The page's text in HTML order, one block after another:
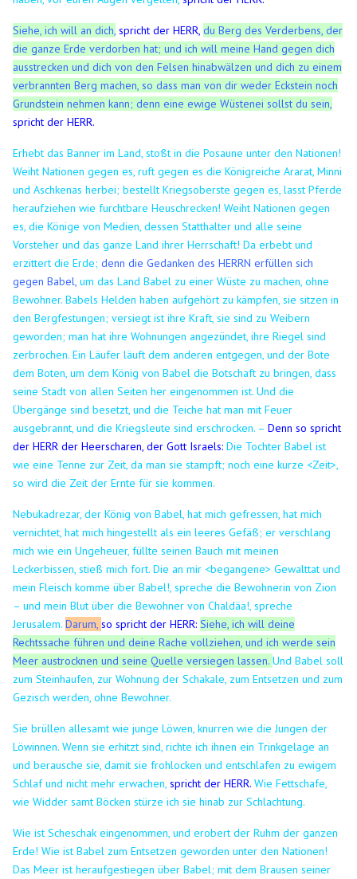
Siehe, ich will an dich, spricht der HERR, du Berg des Verderbens, der
die ganze Erde verdorben hat; und ich will meine Hand gegen dich
ausstrecken und dich von den Felsen hinabwälzen und dich zu einem
verbrannten Berg machen, so dass man von dir weder Eckstein noch
Grundstein nehmen kann; denn eine ewige Wüstenei sollst du sein,
spricht der HERR.
Erhebt das Banner im Land, stoßt in die Posaune unter den Nationen!
Weiht Nationen gegen es, ruft gegen es die Königreiche Ararat, Minni
und Aschkenas herbei; bestellt Kriegsoberste gegen es, lasst Pferde
heraufziehen wie furchtbare Heuschrecken!Weiht Nationen gegen
es, die Könige von Medien, dessen Statthalter und alle seine
Vorsteher und das ganze Land ihrer Herrschaft!Da erbebt und
erzittert die Erde;denn die Gedanken des HERRN erfüllen sich
gegen Babel, um das Land Babel zu einer Wüste zu machen, ohne
Bewohner.Babels Helden haben aufgehört zu kämpfen, sie sitzen in
den Bergfestungen; versiegt ist ihre Kraft, sie sind zu Weibern
geworden; man hat ihre Wohnungen angezündet, ihre Riegel sind
zerbrochen.Ein Läufer läuft dem anderen entgegen, und der Bote
dem Boten, um dem König von Babel die Botschaft zu bringen, dass
seine Stadt von allen Seiten her eingenommen ist.Und die
Übergänge sind besetzt, und die Teiche hat man mit Feuer
ausgebrannt, und die Kriegsleute sind erschrocken. –Denn so spricht
der HERR der Heerscharen, der Gott Israels: Die Tochter Babel ist
wie eine Tenne zur Zeit, da man sie stampft; noch eine kurze <Zeit>,
so wird die Zeit der Ernte für sie kommen.
Nebukadrezar, der König von Babel, hat mich gefressen, hat mich
vernichtet, hat mich hingestellt als ein leeres Gefäß; er verschlang
mich wie ein Ungeheuer, füllte seinen Bauch mit meinen
Leckerbissen, stieß mich fort.Die an mir <begangene> Gewalttat und
mein Fleisch komme über Babel!, spreche die Bewohnerin von Zion
– und mein Blut über die Bewohner von Chaldäa!, spreche
Jerusalem.Darum,so spricht der HERR: Siehe, ich will deine
Rechtssache führen und deine Rache vollziehen, und ich werde sein
Meer austrocknen und seine Quelle versiegen lassen.Und Babel soll
zum Steinhaufen, zur Wohnung der Schakale, zum Entsetzen und zum
Gezisch werden, ohne Bewohner.
Sie brüllen allesamt wie junge Löwen, knurren wie die Jungen der
Löwinnen.Wenn sie erhitzt sind, richte ich ihnen ein Trinkgelage an
und berausche sie, damit sie frohlocken und entschlafen zu ewigem
Schlaf und nicht mehr erwachen,spricht der HERR.Wie Fettschafe,
wie Widder samt Böcken stürze ich sie hinab zur Schlachtung.
Wie ist Scheschak eingenommen, und erobert der Ruhm der ganzen
Erde! Wie ist Babel zum Entsetzen geworden unter den Nationen!
Das Meer ist heraufgestiegen über Babel; mit dem Brausen seiner